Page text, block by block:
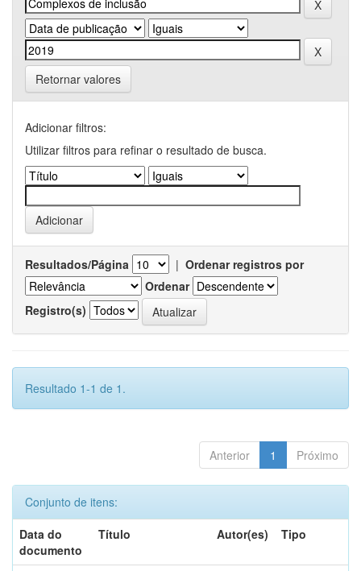
Retornar valores
Adicionar filtros:
Utilizar filtros para refinar o resultado de busca.
Resultados/Página | Ordenar registros por
Ordenar
Registro(s)
Resultado 1-1 de 1.
Anterior 1 Próximo
Conjunto de itens:
Data do
documento
Título Autor(es) Tipo